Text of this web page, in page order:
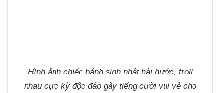
Hình ảnh chiếc bánh sinh nhật hài hước, troll
nhau cực kỳ độc đáo gây tiếng cười vui vẻ cho